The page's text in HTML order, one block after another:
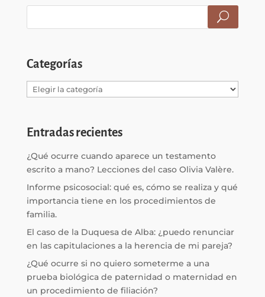
Categorías
Categorías
Entradas recientes
¿Qué ocurre cuando aparece un testamento
escrito a mano? Lecciones del caso Olivia Valère.
Informe psicosocial: qué es, cómo se realiza y qué
importancia tiene en los procedimientos de
familia.
El caso de la Duquesa de Alba: ¿puedo renunciar
en las capitulaciones a la herencia de mi pareja?
¿Qué ocurre si no quiero someterme a una
prueba biológica de paternidad o maternidad en
un procedimiento de filiación?